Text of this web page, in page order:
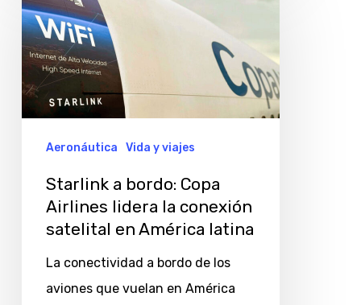
a
bordo:
Copa
Airlines
lidera
satelital
latina
Aeronáutica Vida y viajes
Starlink a bordo: Copa
Airlines lidera la conexión
satelital en América latina
La conectividad a bordo de los
aviones que vuelan en América